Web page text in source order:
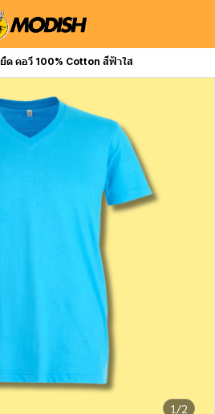
ด คอวี 100% Cotton สีฟ้าใส
1/2